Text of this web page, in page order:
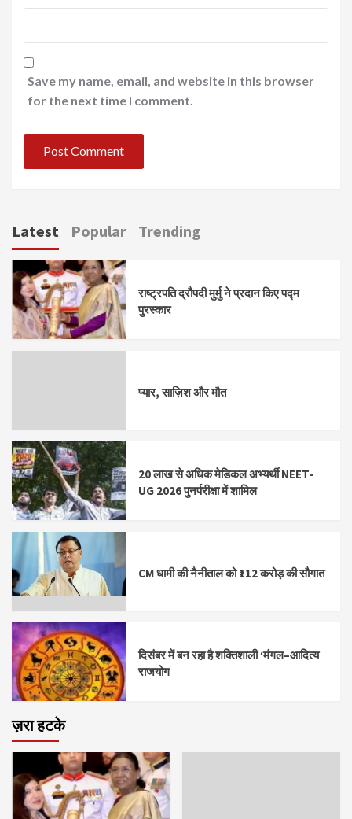
Save my name, email, and website in this browser
for the next time I comment.
Latest Popular Trending
राष्ट्रपति द्रौपदी मुर्मु ने प्रदान किए पद्म
पुरस्कार
प्यार, साज़िश और मौत
20 लाख से अधिक मेडिकल अभ्यर्थी NEET-
UG 2026 पुनर्परीक्षा में शामिल
CM धामी की नैनीताल को ₹112 करोड़ की सौगात
दिसंबर में बन रहा है शक्तिशाली ‘मंगल–आदित्य
राजयोग
ज़रा हटके